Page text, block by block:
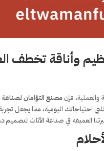
وأناقة تخطف
فإن مصنع التؤامان لصناعة
اليومية، مما يجعل تجربة
العميقة في صناعة الأثاث لتصميم